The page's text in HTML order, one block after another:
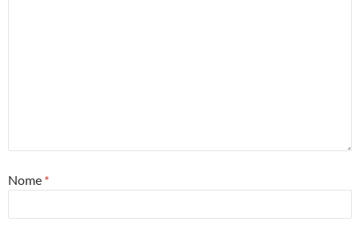
Nome *